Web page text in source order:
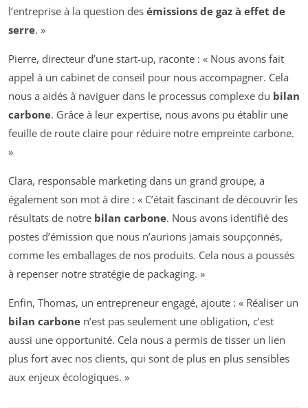
l’entreprise à la question des émissions de gaz à effet de
serre. »
Pierre, directeur d’une start-up, raconte : « Nous avons fait
appel à un cabinet de conseil pour nous accompagner. Cela
nous a aidés à naviguer dans le processus complexe du bilan
carbone. Grâce à leur expertise, nous avons pu établir une
feuille de route claire pour réduire notre empreinte carbone.
»
Clara, responsable marketing dans un grand groupe, a
également son mot à dire : « C’était fascinant de découvrir les
résultats de notre bilan carbone. Nous avons identifié des
postes d’émission que nous n’aurions jamais soupçonnés,
comme les emballages de nos produits. Cela nous a poussés
à repenser notre stratégie de packaging. »
Enfin, Thomas, un entrepreneur engagé, ajoute : « Réaliser un
bilan carbone n’est pas seulement une obligation, c’est
aussi une opportunité. Cela nous a permis de tisser un lien
plus fort avec nos clients, qui sont de plus en plus sensibles
aux enjeux écologiques. »